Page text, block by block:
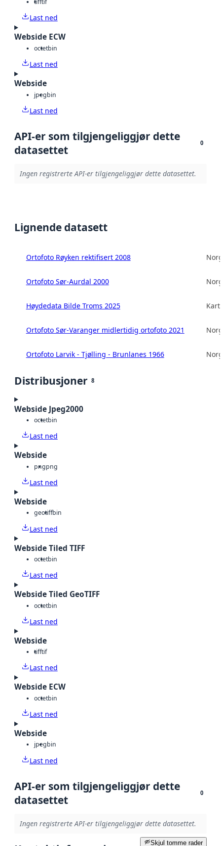
tifftif
Last ned
Webside ECW
octetbin
Last ned
Webside
jpegbin
Last ned
API-er som tilgjengeliggjør dette
datasettet
0
Ingen registrerte API-er tilgjengeliggjør dette datasettet.
Lignende datasett
Ortofoto Røyken rektifisert 2008
Ortofoto Sør-Aurdal 2000
Høydedata Bilde Troms 2025
Ortofoto Sør-Varanger midlertidig ortofoto 2021
Ortofoto Larvik - Tjølling - Brunlanes 1966
Distribusjoner 8
Webside Jpeg2000
octetbin
Last ned
Webside
pngpng
Last ned
Webside
geotiffbin
Last ned
Webside Tiled TIFF
octetbin
Last ned
Webside Tiled GeoTIFF
octetbin
Last ned
Webside
tifftif
Last ned
Webside ECW
octetbin
Last ned
Webside
jpegbin
Last ned
API-er som tilgjengeliggjør dette
datasettet
0
Ingen registrerte API-er tilgjengeliggjør dette datasettet.
Skjul tomme rader